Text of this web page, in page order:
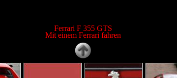
Ferrari F 355 GTS
Mit einem Ferrari fahren